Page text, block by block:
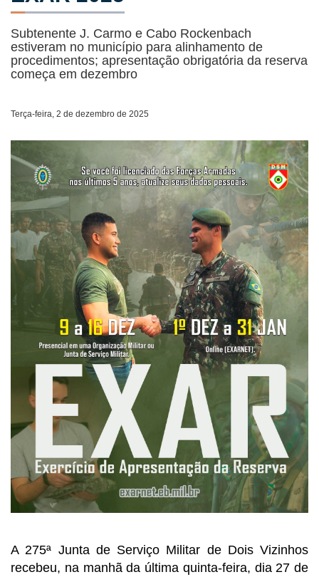
Subtenente J. Carmo e Cabo Rockenbach
estiveram no município para alinhamento de
procedimentos; apresentação obrigatória da reserva
começa em dezembro
Terça-feira, 2 de dezembro de 2025
A 275ª Junta de Serviço Militar de Dois Vizinhos
recebeu, na manhã da última quinta-feira, dia 27 de